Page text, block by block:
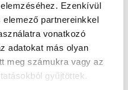
Ezenkívül
partnereinkkel
vonatkozó
adatokat más olyan
meg számukra vagy az
gyűjtöttek.